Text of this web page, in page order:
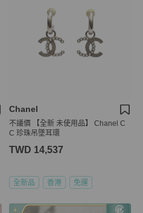
Chanel
不議價 【全新 未使用品】 Chanel C
C 珍珠吊墜耳環
TWD 14,537
全新品 香港 免運